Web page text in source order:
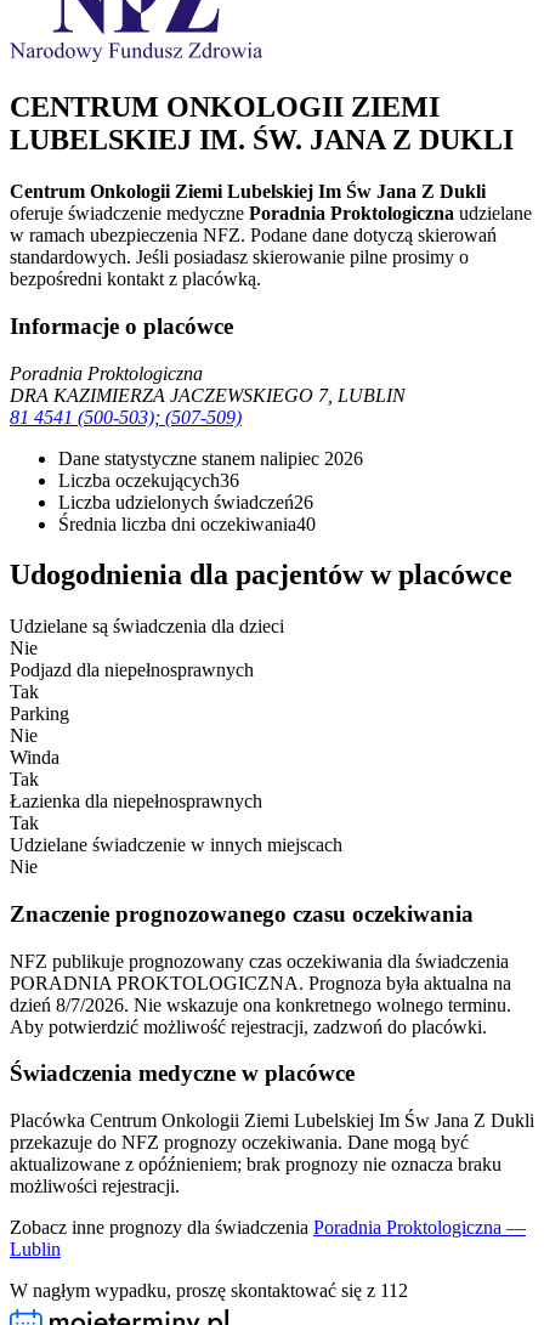
CENTRUM ONKOLOGII ZIEMI
LUBELSKIEJ IM. ŚW. JANA Z DUKLI
Centrum Onkologii Ziemi Lubelskiej Im Św Jana Z Dukli
oferuje świadczenie medyczne Poradnia Proktologiczna udzielane
w ramach ubezpieczenia NFZ. Podane dane dotyczą skierowań
standardowych. Jeśli posiadasz skierowanie pilne prosimy o
bezpośredni kontakt z placówką.
Informacje o placówce
Poradnia Proktologiczna
DRA KAZIMIERZA JACZEWSKIEGO 7, LUBLIN
81 4541 (500-503); (507-509)
Dane statystyczne stanem nalipiec 2026
Liczba oczekujących36
Liczba udzielonych świadczeń26
Średnia liczba dni oczekiwania40
Udogodnienia dla pacjentów w placówce
Udzielane są świadczenia dla dzieci
Nie
Podjazd dla niepełnosprawnych
Tak
Parking
Nie
Winda
Tak
Łazienka dla niepełnosprawnych
Tak
Udzielane świadczenie w innych miejscach
Nie
Znaczenie prognozowanego czasu oczekiwania
NFZ publikuje prognozowany czas oczekiwania dla świadczenia
PORADNIA PROKTOLOGICZNA. Prognoza była aktualna na
dzień 8/7/2026. Nie wskazuje ona konkretnego wolnego terminu.
Aby potwierdzić możliwość rejestracji, zadzwoń do placówki.
Świadczenia medyczne w placówce
Placówka Centrum Onkologii Ziemi Lubelskiej Im Św Jana Z Dukli
przekazuje do NFZ prognozy oczekiwania. Dane mogą być
aktualizowane z opóźnieniem; brak prognozy nie oznacza braku
możliwości rejestracji.
Zobacz inne prognozy dla świadczenia Poradnia Proktologiczna —
Lublin
W nagłym wypadku, proszę skontaktować się z 112